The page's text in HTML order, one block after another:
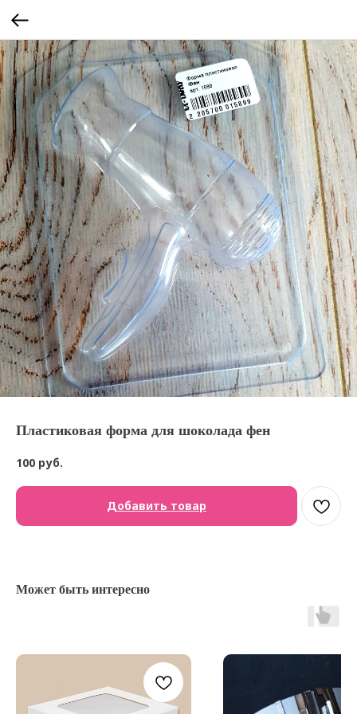
Пластиковая форма для шоколада фен
100 руб.
Добавить товар
Может быть интересно